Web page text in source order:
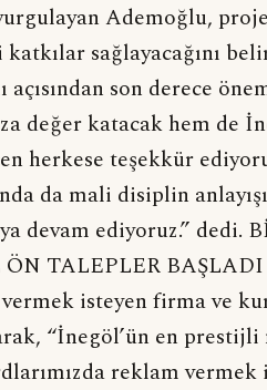
Ademoğlu,
sağlayacağını
açısından son derece
değer katacak hem de
herkese teşekkür
da mali disiplin
devam ediyoruz.”
TALEPLER
isteyen firma ve
“İnegöl’ün en
reklam